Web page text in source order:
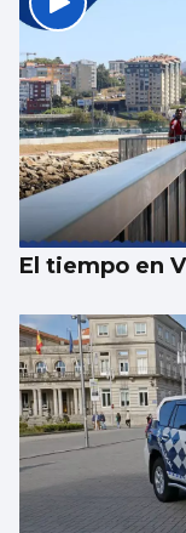
El Puerto
“skyline” de
El tiempo en